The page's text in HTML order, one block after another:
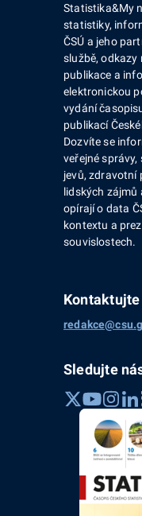
Statistika&My
statistiky,
ČSÚ a jeho
službě, odkazy
publikace a
elektronickou
vydání
publikací
Dozvíte se
veřejné
jevů, zdravotní
lidských zájmů
opírají o data
kontextu a
souvislostech.
Kontaktujte
Sledujte